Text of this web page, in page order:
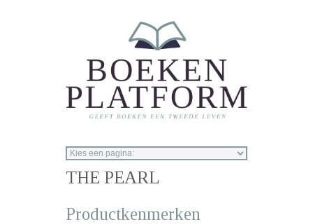
THE PEARL
Productkenmerken